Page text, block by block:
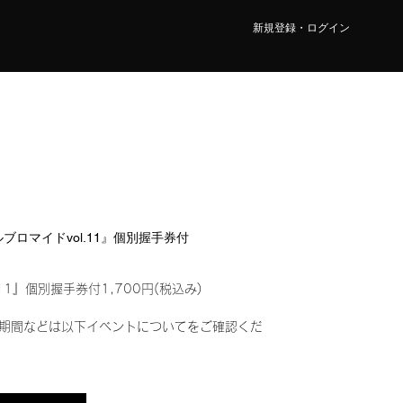
新規登録・ログイン
ロマイドvol.11』個別握手券付
』個別握手券付1,700円(税込み)
間などは以下イベントについてをご確認くだ